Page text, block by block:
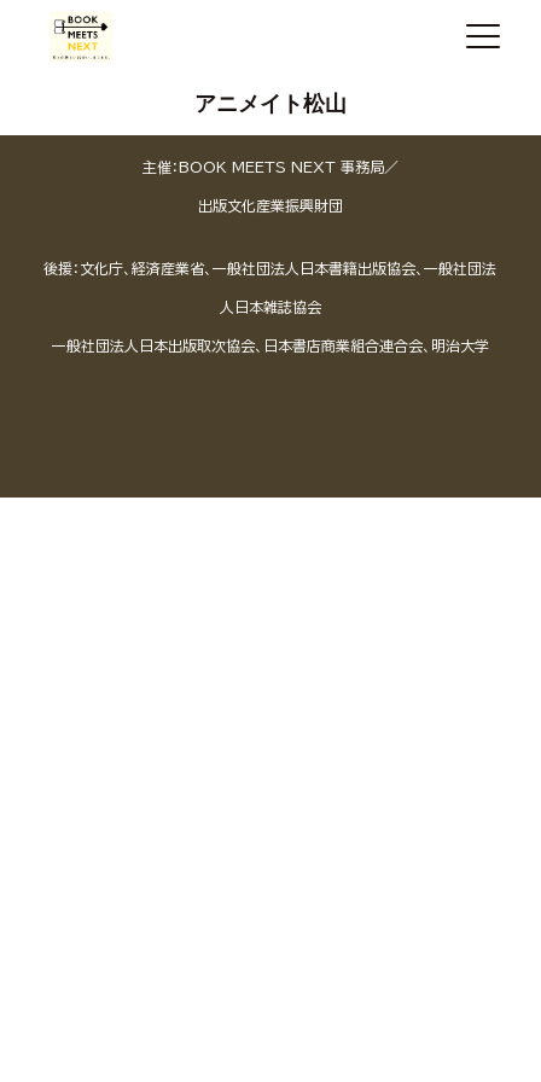
アニメイト松山
主催：BOOK MEETS NEXT 事務局／
出版文化産業振興財団
後援：文化庁、経済産業省、一般社団法人日本書籍出版協会、一般社団法
人日本雑誌協会
一般社団法人日本出版取次協会、日本書店商業組合連合会、明治大学